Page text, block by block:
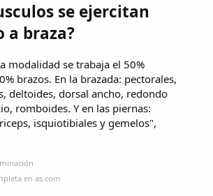
se ejercitan
a braza?
modalidad se trabaja el 50%
brazos. En la brazada: pectorales,
deltoides, dorsal ancho, redondo
romboides. Y en las piernas:
isquiotibiales y gemelos",
en as.com